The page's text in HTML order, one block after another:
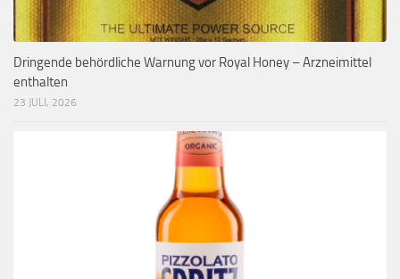
Dringende behördliche Warnung vor Royal Honey – Arzneimittel
enthalten
23 JULI, 2026